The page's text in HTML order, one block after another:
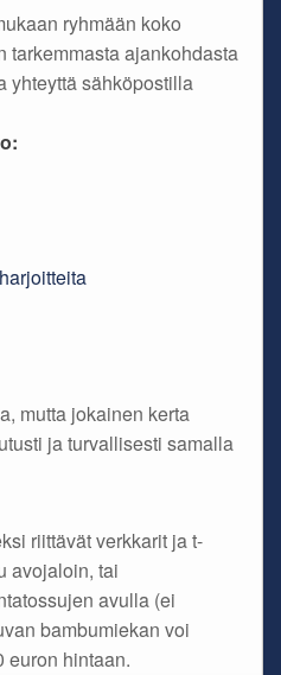
ryhmään koko
tarkemmasta ajankohdasta
yhteyttä sähköpostilla
mutta jokainen kerta
ja turvallisesti samalla
riittävät verkkarit ja t-
avojaloin, tai
avulla (ei
bambumiekan voi
euron hintaan.